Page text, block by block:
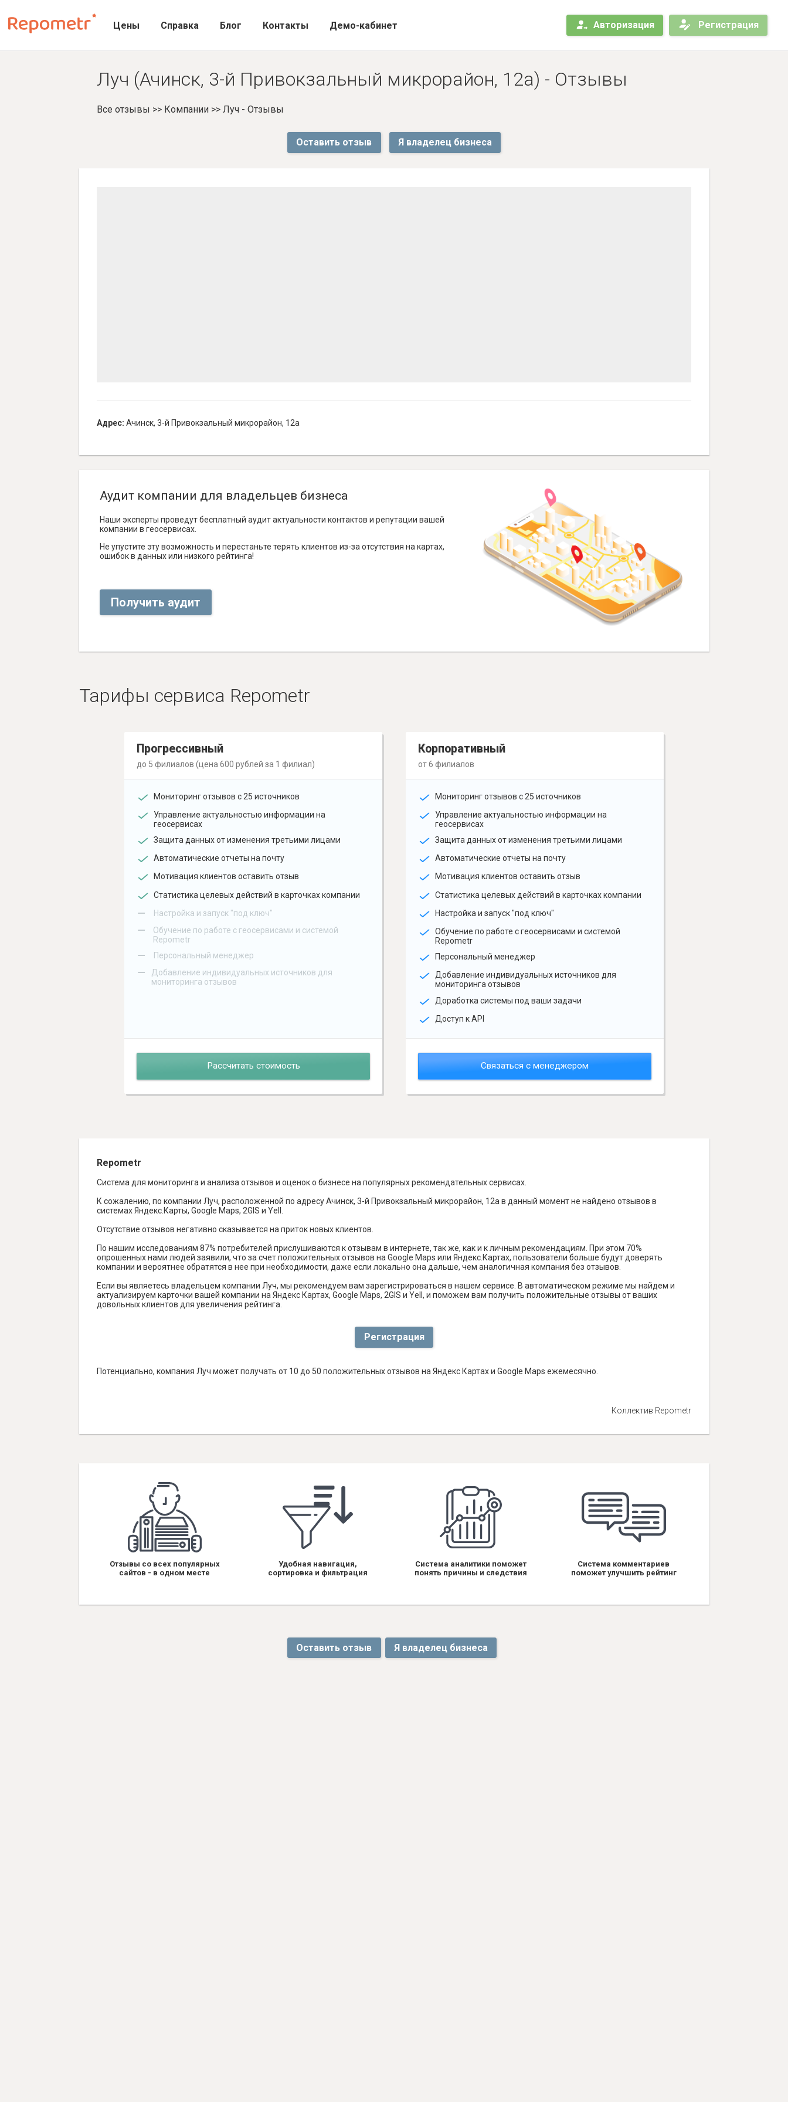
Цены Справка Блог Контакты Демо-кабинет Авторизация Регистрация
Луч (Ачинск, 3-й Привокзальный микрорайон, 12а) - Отзывы
Все отзывы >> Компании>> Луч - Отзывы
Оставить отзыв Я владелец бизнеса
Адрес: Ачинск, 3-й Привокзальный микрорайон, 12а
Аудит компании для владельцев бизнеса
Наши эксперты проведут бесплатный аудит актуальности контактов и репутации вашей
компании в геосервисах.
Не упустите эту возможность и перестаньте терять клиентов из-за отсутствия на картах,
ошибок в данных или низкого рейтинга!
Получить аудит
Тарифы сервиса Repometr
Прогрессивный
до 5 филиалов (цена 600 рублей за 1 филиал)
Мониторинг отзывов с 25 источников
Управление актуальностью информации на
геосервисах
Защита данных от изменения третьими лицами
Автоматические отчеты на почту
Мотивация клиентов оставить отзыв
Статистика целевых действий в карточках компании
– Настройка и запуск "под ключ"
–
Обучение по работе с геосервисами и системой
Repometr
– Персональный менеджер
–
Добавление индивидуальных источников для
мониторинга отзывов
Рассчитать стоимость
Корпоративный
от 6 филиалов
Мониторинг отзывов с 25 источников
Управление актуальностью информации на
геосервисах
Защита данных от изменения третьими лицами
Автоматические отчеты на почту
Мотивация клиентов оставить отзыв
Статистика целевых действий в карточках компании
Настройка и запуск "под ключ"
Обучение по работе с геосервисами и системой
Repometr
Персональный менеджер
Добавление индивидуальных источников для
мониторинга отзывов
Доработка системы под ваши задачи
Доступ к API
Связаться с менеджером
Repometr
Система для мониторинга и анализа отзывов и оценок о бизнесе на популярных рекомендательных сервисах.
К сожалению, по компании Луч, расположенной по адресу Ачинск, 3-й Привокзальный микрорайон, 12а в данный момент не найдено отзывов в
системах Яндекс.Карты, Google Maps, 2GIS и Yell.
Отсутствие отзывов негативно сказывается на приток новых клиентов.
По нашим исследованиям 87% потребителей прислушиваются к отзывам в интернете, так же, как и к личным рекомендациям. При этом 70%
опрошенных нами людей заявили, что за счет положительных отзывов на Google Maps или Яндекс.Картах, пользователи больше будут доверять
компании и вероятнее обратятся в нее при необходимости, даже если локально она дальше, чем аналогичная компания без отзывов.
Если вы являетесь владельцем компании Луч, мы рекомендуем вам зарегистрироваться в нашем сервисе. В автоматическом режиме мы найдем и
актуализируем карточки вашей компании на Яндекс Картах, Google Maps, 2GIS и Yell, и поможем вам получить положительные отзывы от ваших
довольных клиентов для увеличения рейтинга.
Регистрация
Потенциально, компания Луч может получать от 10 до 50 положительных отзывов на Яндекс Картах и Google Maps ежемесячно.
Коллектив Repometr
Отзывы со всех популярных
сайтов - в одном месте
Удобная навигация,
сортировка и фильтрация
Система аналитики поможет
понять причины и следствия
Система комментариев
поможет улучшить рейтинг
Оставить отзыв Я владелец бизнеса